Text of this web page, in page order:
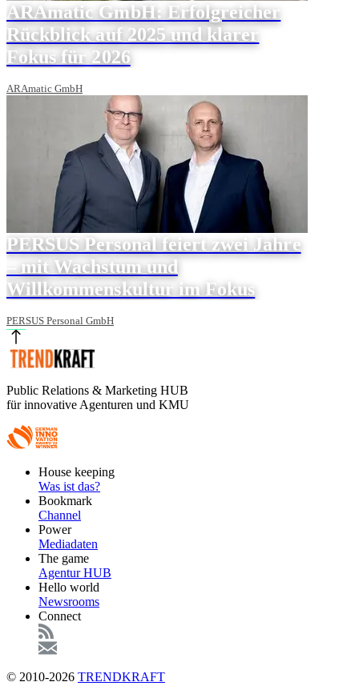
ARAmatic GmbH: Erfolgreicher
Rückblick auf 2025 und klarer
Fokus für 2026
ARAmatic GmbH
PERSUS Personal feiert zwei Jahre
– mit Wachstum und
Willkommenskultur im Fokus
PERSUS Personal GmbH
Public Relations & Marketing HUB
für innovative Agenturen und KMU
FooterHouse keeping
Was ist das?
Bookmark
Channel
Power
Mediadaten
The game
Agentur HUB
Hello world
Newsrooms
Connect
© 2010-2026 TRENDKRAFT